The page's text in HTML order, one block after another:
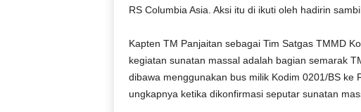
RS Columbia Asia. Aksi itu di ikuti oleh hadirin
Kapten TM Panjaitan sebagai Tim Satgas TMMD
kegiatan sunatan massal adalah bagian semarak
dibawa menggunakan bus milik Kodim 0201/BS ke
ungkapnya ketika dikonfirmasi seputar sunatan